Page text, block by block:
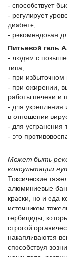
- способствует
- регулирует
диабете;
- рекомендован
Питьевой гель
- людям с
типа;
- при избыточном
- при ожирении,
работы печени и
- для укрепления
в отношении
- для устранения
- это
Может быть
консультации
Токсические
алюминиевые
краски, но и еда
источником
гербициды,
строгой
накапливаются
способствуя